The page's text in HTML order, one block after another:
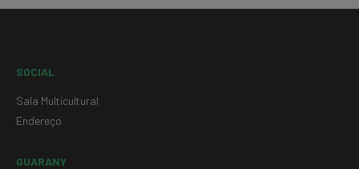
SOCIAL
Sala Multicultural
Endereço
GUARANY